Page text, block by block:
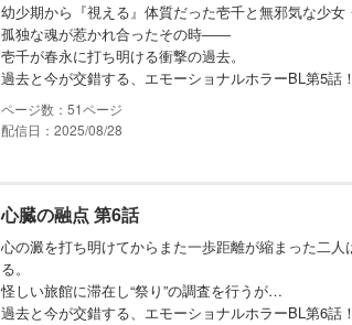
幼少期から『視える』体質だった壱千と無邪気な少女
孤独な魂が惹かれ合ったその時――
壱千が春永に打ち明ける衝撃の過去。
過去と今が交錯する、エモーショナルホラーBL第5話！
51
配信日：2025/08/28
心臓の融点 第6話
心の澱を打ち明けてからまた一歩距離が縮まった二
る。
怪しい旅館に滞在し“祭り”の調査を行うが…
過去と今が交錯する、エモーショナルホラーBL第6話！